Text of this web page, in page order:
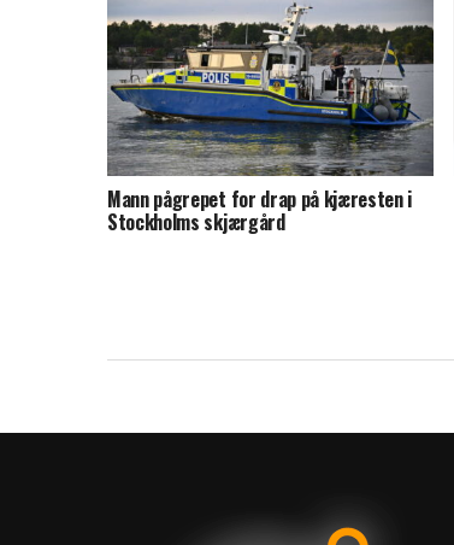
Mann pågrepet for drap på kjæresten i
Stockholms skjærgård